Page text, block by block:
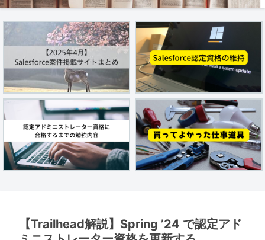
【Trailhead解説】Spring ’24 で認定アド